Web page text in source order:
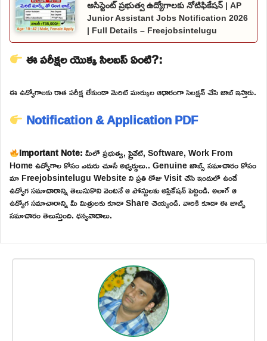
అసిస్టెంట్ ప్రభుత్వ ఉద్యోగాలకు నోటిఫికేషన్ | AP
Junior Assistant Jobs Notification 2026
| Full Details – Freejobsintelugu
ఈ పరీక్షల యొక్క సిలబస్ ఏంటి?:
ఈ ఉద్యోగాలకు రాత పరీక్ష లేకుండా మెరిట్ మార్కుల ఆధారంగా సెలక్షన్ చేసి జాబ్ ఇస్తారు.
Notification & Application PDF
Important Note:మీలో ప్రభుత్వ, ప్రైవేట్, Software, Work From
Home ఉద్యోగాల కోసం ఎదురు చూసే అభ్యర్థులు.. Genuine జాబ్స్ సమాచారం కోసం
మా Freejobsintelugu Website ని ప్రతి రోజు Visit చేసి ఇందులో ఉండే
ఉద్యోగ సమాచారాన్ని తెలుసుకొని వెంటనే ఆ పోస్టులకు అప్లికేషన్ పెట్టండి. అలాగే ఆ
ఉద్యోగ సమాచారాన్ని మీ మిత్రులకు కూడా Share చెయ్యండి. వారికి కూడా ఈ జాబ్స్
సమాచారం తెలుస్తుంది. ధన్యవాదాలు.